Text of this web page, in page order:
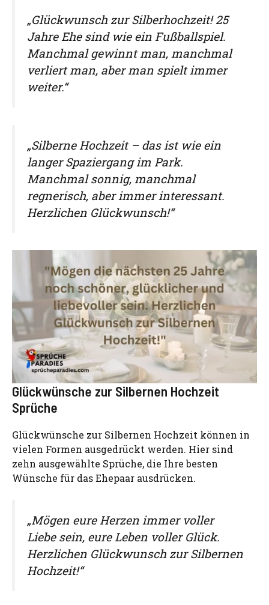
„Glückwunsch zur Silberhochzeit! 25
Jahre Ehe sind wie ein Fußballspiel.
Manchmal gewinnt man, manchmal
verliert man, aber man spielt immer
weiter.“
„Silberne Hochzeit – das ist wie ein
langer Spaziergang im Park.
Manchmal sonnig, manchmal
regnerisch, aber immer interessant.
Herzlichen Glückwunsch!“
Glückwünsche zur Silbernen Hochzeit
Sprüche
Glückwünsche zur Silbernen Hochzeit können in
vielen Formen ausgedrückt werden. Hier sind
zehn ausgewählte Sprüche, die Ihre besten
Wünsche für das Ehepaar ausdrücken.
„Mögen eure Herzen immer voller
Liebe sein, eure Leben voller Glück.
Herzlichen Glückwunsch zur Silbernen
Hochzeit!“